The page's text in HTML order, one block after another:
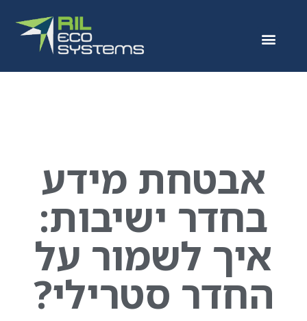
אבטחת מידע
בחדר ישיבות:
איך לשמור על
החדר סטרילי?